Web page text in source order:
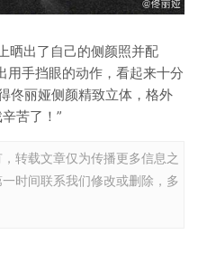
晒出了自己的侧颜照并配
用手挡眼的动作，看起来十分
佟丽娅侧颜精致立体，格外
苦了！”
转载文章仅为传播更多信息之
时间联系我们修改或删除，多